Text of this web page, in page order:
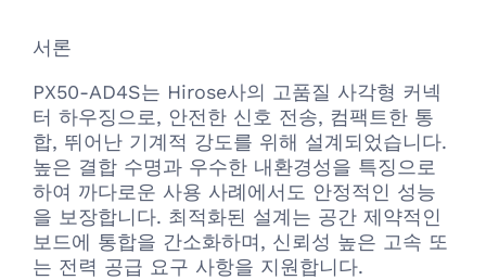
서론
PX50-AD4S는 Hirose사의 고품질 사각형 커넥
터 하우징으로, 안전한 신호 전송, 컴팩트한 통
합, 뛰어난 기계적 강도를 위해 설계되었습니다.
높은 결합 수명과 우수한 내환경성을 특징으로
하여 까다로운 사용 사례에서도 안정적인 성능
을 보장합니다. 최적화된 설계는 공간 제약적인
보드에 통합을 간소화하며, 신뢰성 높은 고속 또
는 전력 공급 요구 사항을 지원합니다.